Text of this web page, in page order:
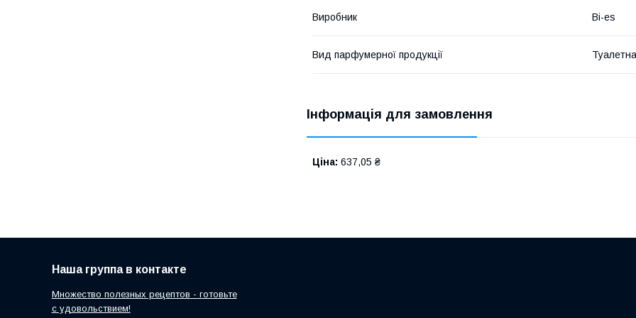
Виробник Bi-es
Вид парфумерної продукції
Інформація для замовлення
Ціна: 637,05 ₴
Наша группа в контакте
Множество полезных рецептов - готовьте
с удовольствием!